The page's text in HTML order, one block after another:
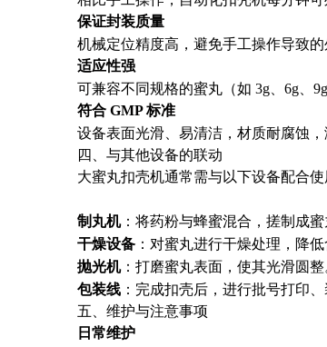
保证封装质量
机械定位精度高，避免手工操作导致
适应性强
可兼容不同规格的蜜丸（如 3g、6g、
符合 GMP 标准
设备表面光滑、易清洁，材质耐腐蚀
四、与其他设备的联动
大蜜丸扣壳机通常需与以下设备配合使
制丸机：将药粉与蜂蜜混合，搓制成蜜
干燥设备 ：对蜜丸进行干燥处理，降低
抛光机：打磨蜜丸表面，使其光滑圆整
包装线 ：完成扣壳后，进行批号打印
五、维护与注意事项
日常维护